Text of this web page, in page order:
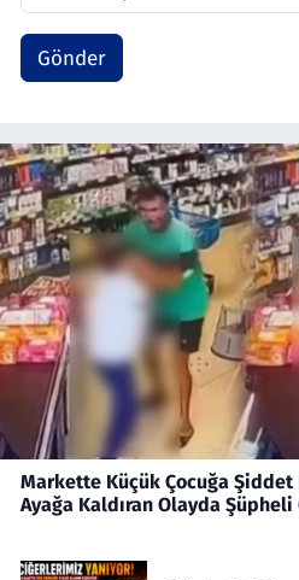
Gönder
Markette Küçük Çocuğa
Ayağa Kaldıran Olayda Şüpheli